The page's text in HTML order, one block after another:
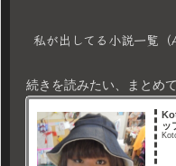
私が出してる小説一覧
続きを読みたい、まとめ
ッ